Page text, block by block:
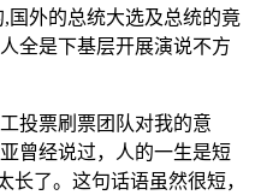
国外的总统大选及总统的竟
全是下基层开展演说不方
投票刷票团队对我的意
曾经说过，人的一生是短
长了。这句话语虽然很短，